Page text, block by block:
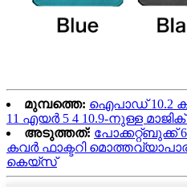
മുമ്പത്തെ: ഐപാഡ് 10.2
11 എയർ 5 4 10.9-നുള്ള
അടുത്തത്: പോക്കറ്റ്ബുക്ക്
കവർ ഫാക്ടറി
കെയ്‌സ്